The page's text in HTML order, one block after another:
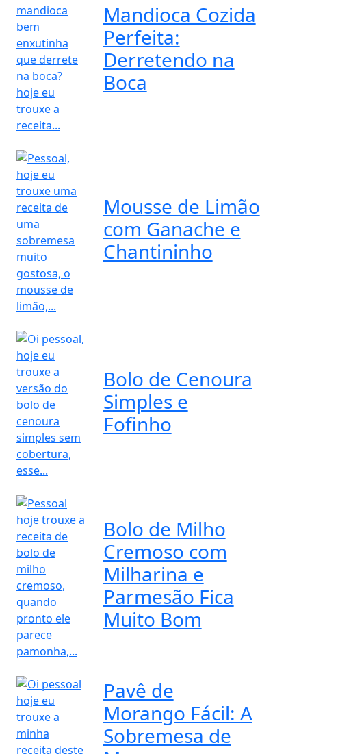
Mandioca Cozida
Perfeita:
Derretendo na
Boca
Mousse de Limão
com Ganache e
Chantininho
Bolo de Cenoura
Simples e
Fofinho
Bolo de Milho
Cremoso com
Milharina e
Parmesão Fica
Muito Bom
Pavê de
Morango Fácil: A
Sobremesa de